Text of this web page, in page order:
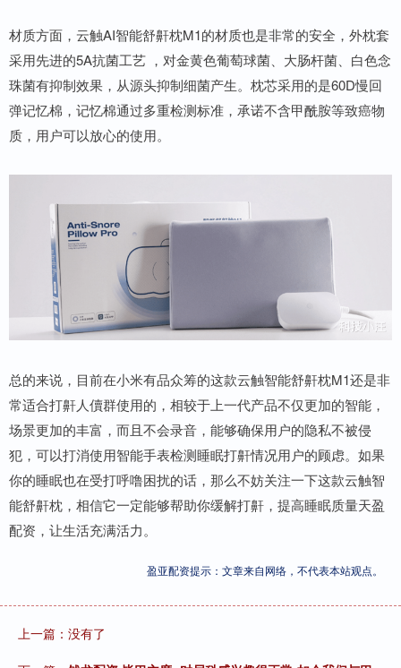
材质方面，云触AI智能舒鼾枕M1的材质也是非常的安全，外枕套
采用先进的5A抗菌工艺 ，对金黄色葡萄球菌、大肠杆菌、白色念
珠菌有抑制效果，从源头抑制细菌产生。枕芯采用的是60D慢回
弹记忆棉，记忆棉通过多重检测标准，承诺不含甲酰胺等致癌物
质，用户可以放心的使用。
总的来说，目前在小米有品众筹的这款云触智能舒鼾枕M1还是非
常适合打鼾人儥群使用的，相较于上一代产品不仅更加的智能，
场景更加的丰富，而且不会录音，能够确保用户的隐私不被侵
犯，可以打消使用智能手表检测睡眠打鼾情况用户的顾虑。如果
你的睡眠也在受打呼噜困扰的话，那么不妨关注一下这款云触智
能舒鼾枕，相信它一定能够帮助你缓解打鼾，提高睡眠质量天盈
配资，让生活充满活力。
盈亚配资提示：文章来自网络，不代表本站观点。
上一篇：没有了